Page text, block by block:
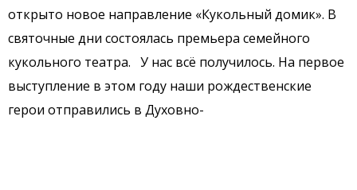
открыто новое направление «Кукольный домик». В
святочные дни состоялась премьера семейного
кукольного театра. У нас всё получилось. На первое
выступление в этом году наши рождественские
герои отправились в Духовно-